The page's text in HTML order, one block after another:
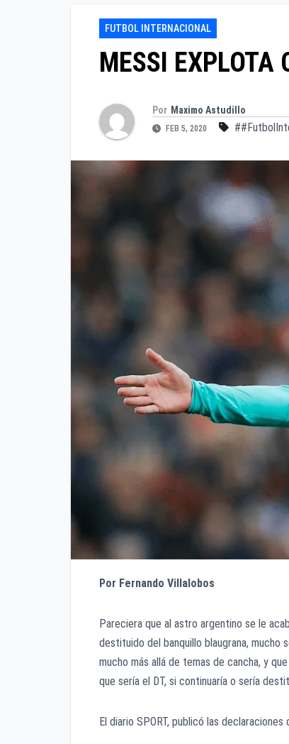
FUTBOL INTERNACIONAL
MESSI EXPLOTA
Por Maximo Astudillo
FEB 5, 2020
Por Fernando Villalobos
Pareciera que al astro argentino se le
destituido del banquillo blaugrana, mucho
mucho más allá de temas de cancha, y
que sería el DT, si continuaría o sería
El diario SPORT, publicó las